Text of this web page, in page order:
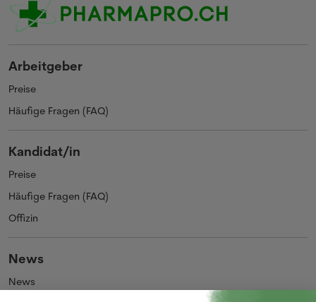
Arbeitgeber
Preise
Häufige Fragen (FAQ)
Kandidat/in
Preise
Häufige Fragen (FAQ)
Offizin
News
News